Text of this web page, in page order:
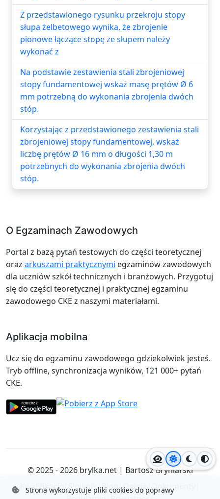
Jasny motyw
Ciemny
Z przedstawionego rysunku przekroju stopy
słupa żelbetowego wynika, że zbrojenie
pionowe łączące stopę ze słupem należy
wykonać z
Na podstawie zestawienia stali zbrojeniowej
stopy fundamentowej wskaż masę prętów Ø 6
mm potrzebną do wykonania zbrojenia dwóch
stóp.
Korzystając z przedstawionego zestawienia stali
zbrojeniowej stopy fundamentowej, wskaż
liczbę prętów Ø 16 mm o długości 1,30 m
potrzebnych do wykonania zbrojenia dwóch
stóp.
O Egzaminach Zawodowych
Portal z bazą pytań testowych do części teoretycznej
oraz arkuszami praktycznymi egzaminów zawodowych
dla uczniów szkół technicznych i branżowych. Przygotuj
się do części teoretycznej i praktycznej egzaminu
zawodowego CKE z naszymi materiałami.
Aplikacja mobilna
Ucz się do egzaminu zawodowego gdziekolwiek jesteś.
Tryb offline, synchronizacja wyników, 121 000+ pytań
CKE.
© 2025 - 2026 brylka.net| Bartosz Bryniarski
Kwalifikacje|Słownik|Blog|Opinie|Dokumenty
Strona wykorzystuje pliki cookies do poprawy